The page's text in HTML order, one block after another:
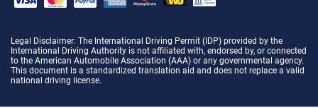
Legal Disclaimer: The International Driving Permit (IDP) provided by the
International Driving Authority is not affiliated with, endorsed by, or connected
to the American Automobile Association (AAA) or any governmental agency.
This document is a standardized translation aid and does not replace a valid
national driving license.